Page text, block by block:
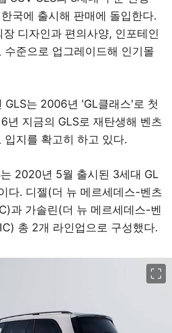
국에 출시해 판매에 돌입한다.
장 디자인과 편의사양, 인포테인
수준으로 업그레이드해 인기몰
GLS는 2006년 'GL클래스'로 첫
년 지금의 GLS로 재탄생해 벤츠
입지를 확고히 하고 있다.
2020년 5월 출시된 3세대 GL
다. 디젤(더 뉴 메르세데스-벤츠
과 가솔린(더 뉴 메르세데스-벤
총 2개 라인업으로 구성했다.